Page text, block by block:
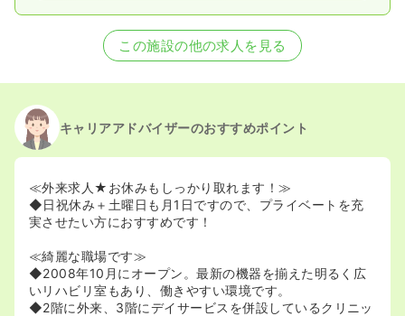
この施設の他の求人を見る
キャリアアドバイザーのおすすめポイント
≪外来求人★お休みもしっかり取れます！≫
◆日祝休み＋土曜日も月1日ですので、プライベートを充
実させたい方におすすめです！
≪綺麗な職場です≫
◆2008年10月にオープン。最新の機器を揃えた明るく広
いリハビリ室もあり、働きやすい環境です。
◆2階に外来、3階にデイサービスを併設しているクリニッ